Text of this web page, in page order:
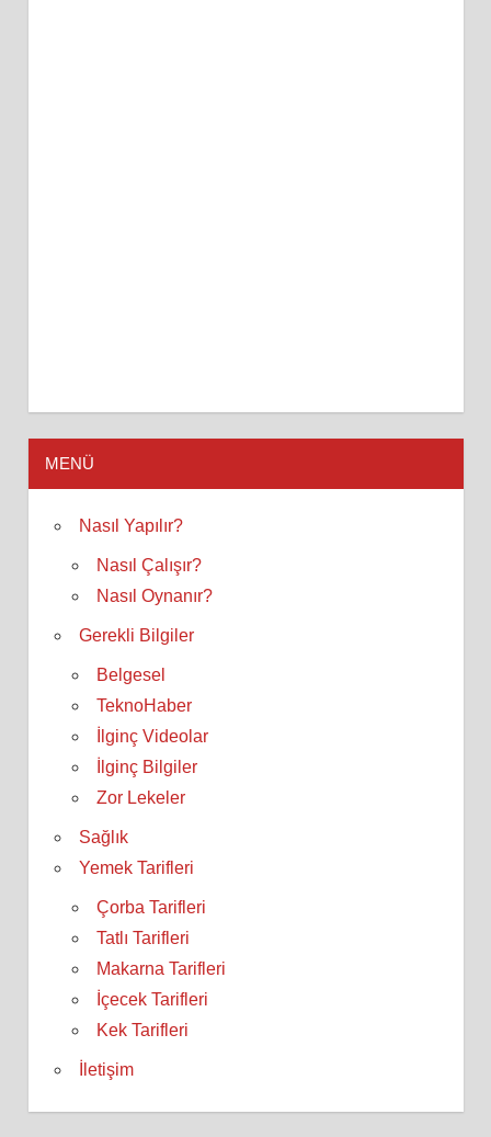
MENÜ
Nasıl Yapılır?
Nasıl Çalışır?
Nasıl Oynanır?
Gerekli Bilgiler
Belgesel
TeknoHaber
İlginç Videolar
İlginç Bilgiler
Zor Lekeler
Sağlık
Yemek Tarifleri
Çorba Tarifleri
Tatlı Tarifleri
Makarna Tarifleri
İçecek Tarifleri
Kek Tarifleri
İletişim